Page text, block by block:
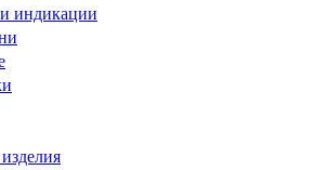
индикации